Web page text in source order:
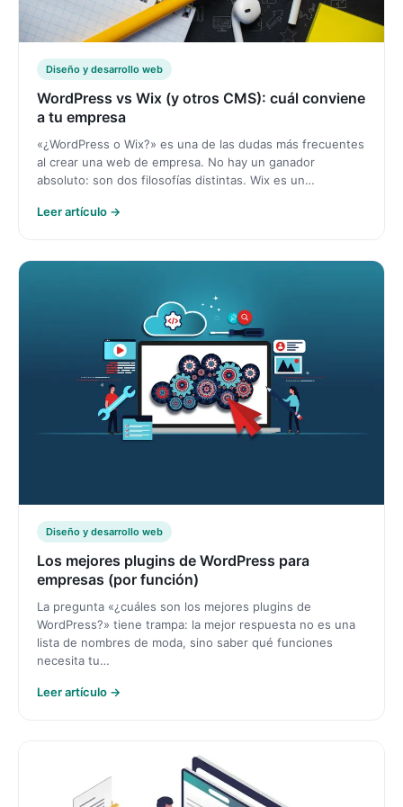
Diseño y desarrollo web
WordPress vs Wix (y otros CMS): cuál conviene
a tu empresa
«¿WordPress o Wix?» es una de las dudas más frecuentes
al crear una web de empresa. No hay un ganador
absoluto: son dos filosofías distintas. Wix es un…
Leer artículo →
Diseño y desarrollo web
Los mejores plugins de WordPress para
empresas (por función)
La pregunta «¿cuáles son los mejores plugins de
WordPress?» tiene trampa: la mejor respuesta no es una
lista de nombres de moda, sino saber qué funciones
necesita tu…
Leer artículo →